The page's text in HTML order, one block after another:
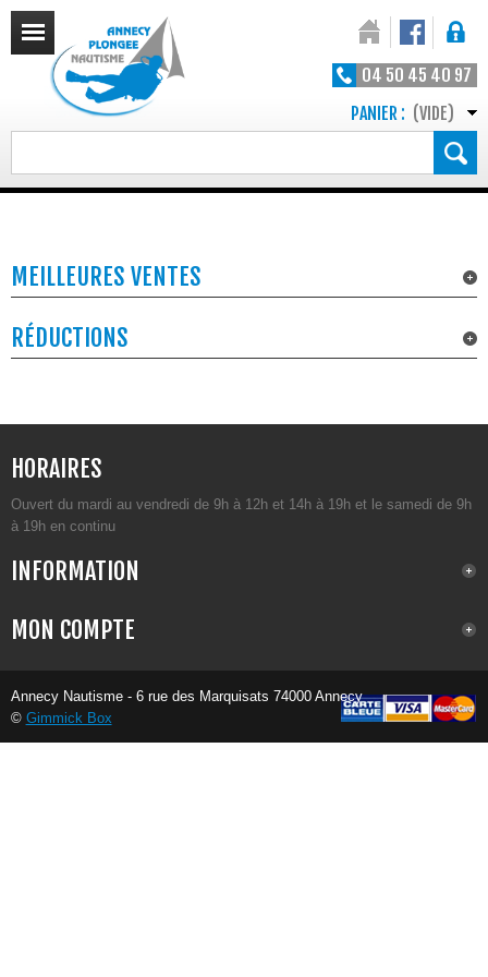
04 50 45 40 97
PANIER : (VIDE)
MEILLEURES VENTES
RÉDUCTIONS
HORAIRES
Ouvert du mardi au vendredi de 9h à 12h et 14h à 19h et le samedi de 9h
à 19h en continu
Annecy Nautisme - 6 rue des Marquisats 74000 Annecy
© Gimmick Box
INFORMATION
MON COMPTE